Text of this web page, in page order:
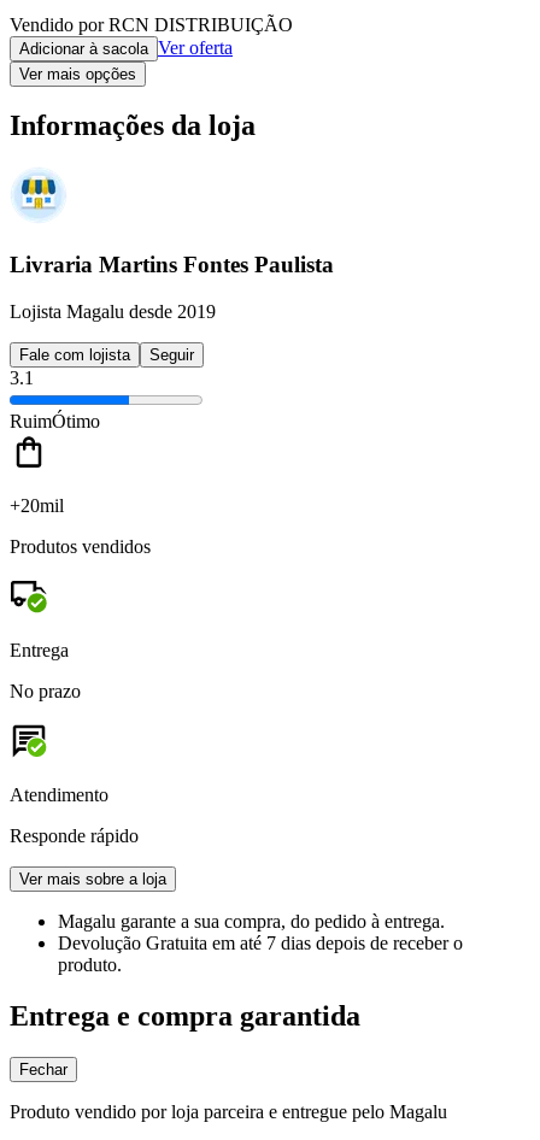
Vendido por RCN DISTRIBUIÇÃO
Adicionar à sacola Ver oferta
Ver mais opções
Informações da loja
Livraria Martins Fontes Paulista
Lojista Magalu desde 2019
Fale com lojista Seguir
3.1
RuimÓtimo
+20mil
Produtos vendidos
Entrega
No prazo
Atendimento
Responde rápido
Ver mais sobre a loja
Magalu garante a sua compra, do pedido à entrega.
Devolução Gratuita em até 7 dias depois de receber o
produto.
Entrega e compra garantida
Fechar
Produto vendido por loja parceira e entregue pelo Magalu